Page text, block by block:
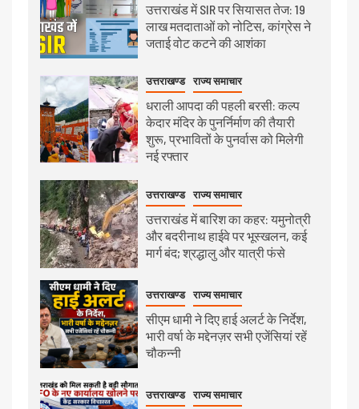
उत्तराखंड में SIR पर सियासत तेज: 19
लाख मतदाताओं को नोटिस, कांग्रेस ने
जताई वोट कटने की आशंका
उत्तराखण्ड राज्य समाचार
धराली आपदा की पहली बरसी: कल्प
केदार मंदिर के पुनर्निर्माण की तैयारी
शुरू, प्रभावितों के पुनर्वास को मिलेगी
नई रफ्तार
उत्तराखण्ड राज्य समाचार
उत्तराखंड में बारिश का कहर: यमुनोत्री
और बदरीनाथ हाईवे पर भूस्खलन, कई
मार्ग बंद; श्रद्धालु और यात्री फंसे
उत्तराखण्ड राज्य समाचार
सीएम धामी ने दिए हाई अलर्ट के निर्देश,
भारी वर्षा के मद्देनज़र सभी एजेंसियां रहें
चौकन्नी
उत्तराखण्ड राज्य समाचार